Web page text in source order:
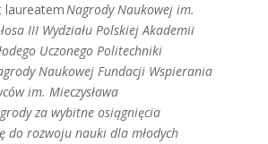
laureatemNagrody Naukowej im.
III Wydziału Polskiej Akademii
Uczonego Politechniki
Naukowej Fundacji Wspierania
im. Mieczysława
za wybitne osiągnięcia
do rozwoju nauki dla młodych